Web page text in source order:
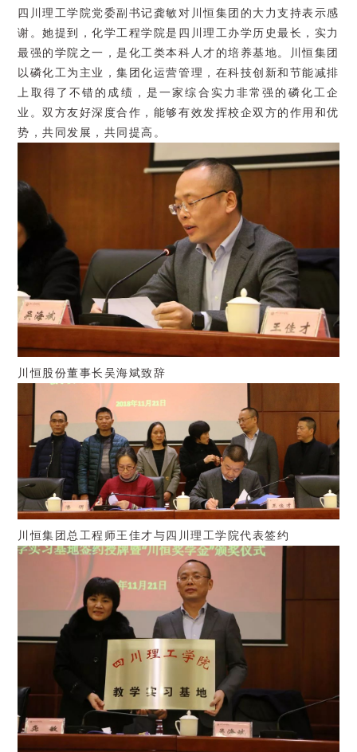
四川理工学院党委副书记龚敏对川恒集团的大力支持表示感
谢。她提到，化学工程学院是四川理工办学历史最长，实力
最强的学院之一，是化工类本科人才的培养基地。川恒集团
以磷化工为主业，集团化运营管理，在科技创新和节能减排
上取得了不错的成绩，是一家综合实力非常强的磷化工企
业。双方友好深度合作，能够有效发挥校企双方的作用和优
势，共同发展，共同提高。
川恒股份董事长吴海斌致辞
川恒集团总工程师王佳才与四川理工学院代表签约